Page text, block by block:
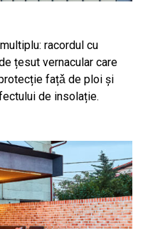
racordul cu
țesut vernacular care
fațǎ de ploi şi
de insolație.